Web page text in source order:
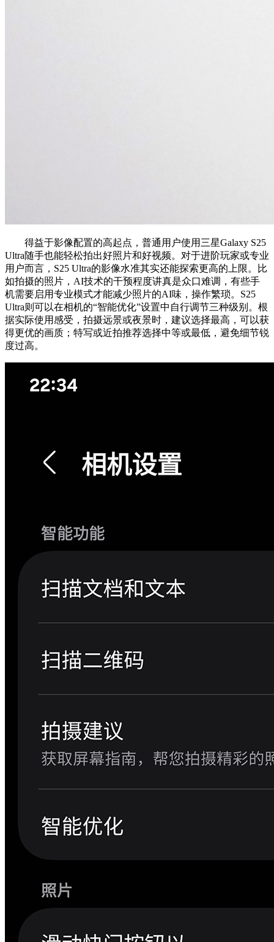
得益于影像配置的高起点，普通用户使用三星Galaxy S25
Ultra随手也能轻松拍出好照片和好视频。对于进阶玩家或专业
用户而言，S25 Ultra的影像水准其实还能探索更高的上限。比
如拍摄的照片，AI技术的干预程度讲真是众口难调，有些手
机需要启用专业模式才能减少照片的AI味，操作繁琐。S25
Ultra则可以在相机的“智能优化”设置中自行调节三种级别。根
据实际使用感受，拍摄远景或夜景时，建议选择最高，可以获
得更优的画质；特写或近拍推荐选择中等或最低，避免细节锐
度过高。